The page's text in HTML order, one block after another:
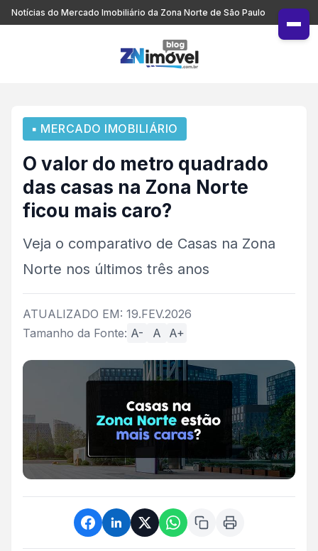
Notícias do Mercado Imobiliário da Zona Norte de São Paulo
▪ MERCADO IMOBILIÁRIO
O valor do metro quadrado
das casas na Zona Norte
ficou mais caro?
Veja o comparativo de Casas na Zona
Norte nos últimos três anos
ATUALIZADO EM: 19.FEV.2026
Tamanho da Fonte: A- A A+